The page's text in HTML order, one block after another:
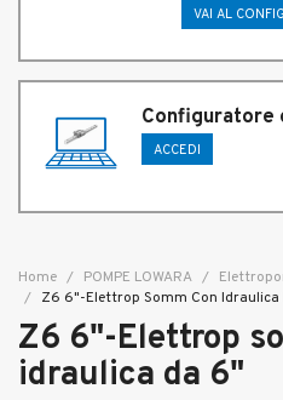
VAI AL
Configuratore
ACCEDI
Home POMPE LOWARA
Z6 6"-Elettrop Somm Con Idraulica
Z6 6"-Elettrop
idraulica da 6"